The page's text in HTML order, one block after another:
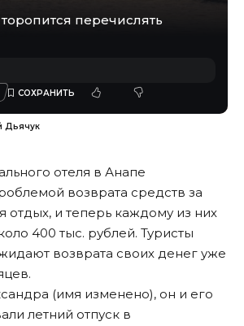
перечислять
Дьячук
отеля в Анапе
возврата средств за
отдых, и теперь каждому из них
400 тыс. рублей. Туристы
возврата своих денег уже
(имя изменено), он и его
летний отпуск в